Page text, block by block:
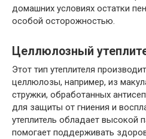
домашних условиях остатки
особой осторожностью.
Целлюлозный
Этот тип утеплителя
целлюлозы, например, из
стружки, обработанных
для защиты от гниения и
утеплитель обладает высокой
помогает поддерживать